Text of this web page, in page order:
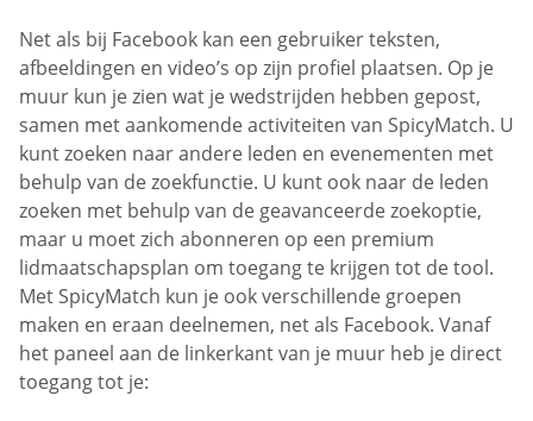
Net als bij Facebook kan een gebruiker teksten,
afbeeldingen en video’s op zijn profiel plaatsen. Op je
muur kun je zien wat je wedstrijden hebben gepost,
samen met aankomende activiteiten van SpicyMatch. U
kunt zoeken naar andere leden en evenementen met
behulp van de zoekfunctie. U kunt ook naar de leden
zoeken met behulp van de geavanceerde zoekoptie,
maar u moet zich abonneren op een premium
lidmaatschapsplan om toegang te krijgen tot de tool.
Met SpicyMatch kun je ook verschillende groepen
maken en eraan deelnemen, net als Facebook. Vanaf
het paneel aan de linkerkant van je muur heb je direct
toegang tot je: